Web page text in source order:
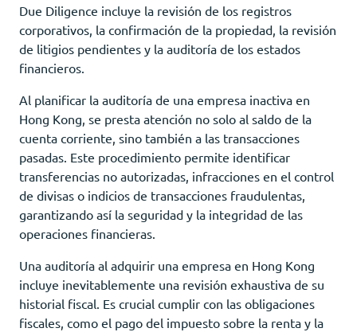
Due Diligence incluye la revisión de los registros
corporativos, la confirmación de la propiedad, la revisión
de litigios pendientes y la auditoría de los estados
financieros.
Al planificar la auditoría de una empresa inactiva en
Hong Kong, se presta atención no solo al saldo de la
cuenta corriente, sino también a las transacciones
pasadas. Este procedimiento permite identificar
transferencias no autorizadas, infracciones en el control
de divisas o indicios de transacciones fraudulentas,
garantizando así la seguridad y la integridad de las
operaciones financieras.
Una auditoría al adquirir una empresa en Hong Kong
incluye inevitablemente una revisión exhaustiva de su
historial fiscal. Es crucial cumplir con las obligaciones
fiscales, como el pago del impuesto sobre la renta y la